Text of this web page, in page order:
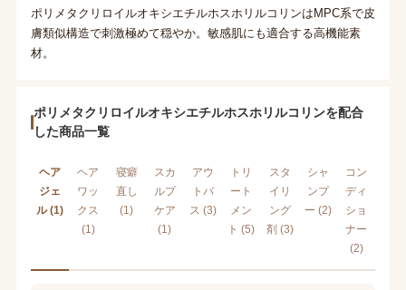
ポリメタクリロイルオキシエチルホスホリルコリンはMPC系で皮
膚類似構造で刺激極めて穏やか。敏感肌にも適合する高機能素
材。
ポリメタクリロイルオキシエチルホスホリルコリンを配合
した商品一覧
ヘア
ジェ
ル (1)
ヘア
ワッ
クス
(1)
寝癖
直し
(1)
スカ
ルプ
ケア
(1)
アウ
トバ
ス (3)
トリ
ート
メン
ト (5)
スタ
イリ
ング
剤 (3)
シャ
ンプ
ー (2)
コン
ディ
ショ
ナー
(2)